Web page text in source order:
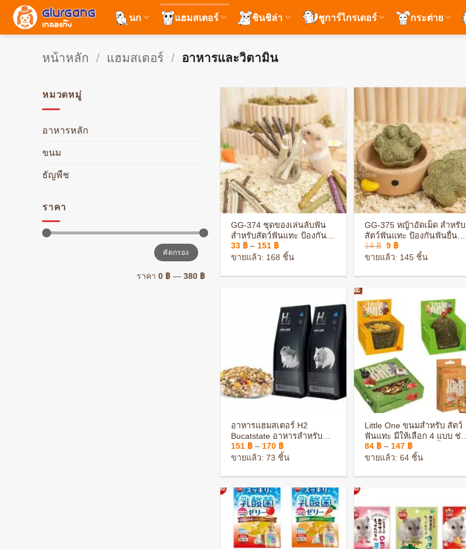
ข้าม
ยัง
นก แฮมสเตอร์ ชินชิล่า ชูการ์ไกรเดอร์ กระต่าย
หน้าหลัก / แฮมสเตอร์ / อาหารและวิตามิน
หมวดหมู่
อาหารหลัก
ขนม
ธัญพืช
ราคา
คัดกรอง
ราคา 0 ฿— 380 ฿
GG-374 ชุดของเล่นลับฟัน
สำหรับสัตว์ฟันแทะ ป้องกัน
ฟันยื่นยาว ช่วยลับฟันของ
สัตว์ฟันแทะ
33 ฿ – 151 ฿Price
range:
33 ฿
151 ฿
ขายแล้ว: 168 ชิ้น
+
GG-375 หญ้าอัดเม็ด สำหรับ
สัตว์ฟันแทะ ป้องกันฟันยื่น
ยาว กัดแทะสนุก หอมหญ้า
14฿ Original
price
was:
9 ฿Current
price
is:
ขายแล้ว: 145 ชิ้น
อาหารแฮมสเตอร์ H2
Bucatstate อาหารสำหรับ
แฮมสเตอร์ สารอาหารครบ
ถ้วน
151 ฿ – 170 ฿Price
range:
151 ฿
170 ฿
ขายแล้ว: 73 ชิ้น
+
Little One ขนมสำหรับ สัตว์
ฟันแทะ มีให้เลือก 4 แบบ ช่วย
ลับฟัน ชินชิล่า แกสบี้ แฮมส
เตอร์
84 ฿ – 147 ฿Price
range:
84 ฿
147 ฿
ขายแล้ว: 64 ชิ้น